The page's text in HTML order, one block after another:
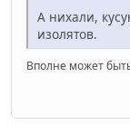
А нихали,
изолятов.
Вполне может